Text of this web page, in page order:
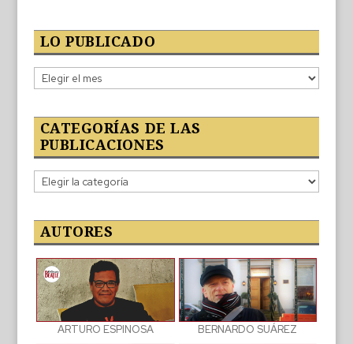
LO PUBLICADO
Lo
publicado
CATEGORÍAS DE LAS
PUBLICACIONES
Categorías
de
publicaciones
AUTORES
ARTURO ESPINOSA BERNARDO SUÁREZ